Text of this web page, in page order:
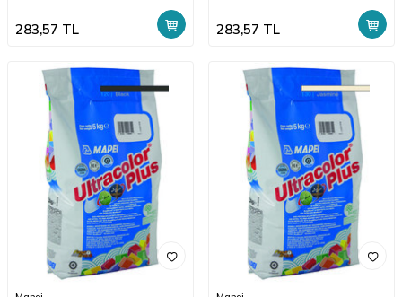
283,57 TL 283,57 TL